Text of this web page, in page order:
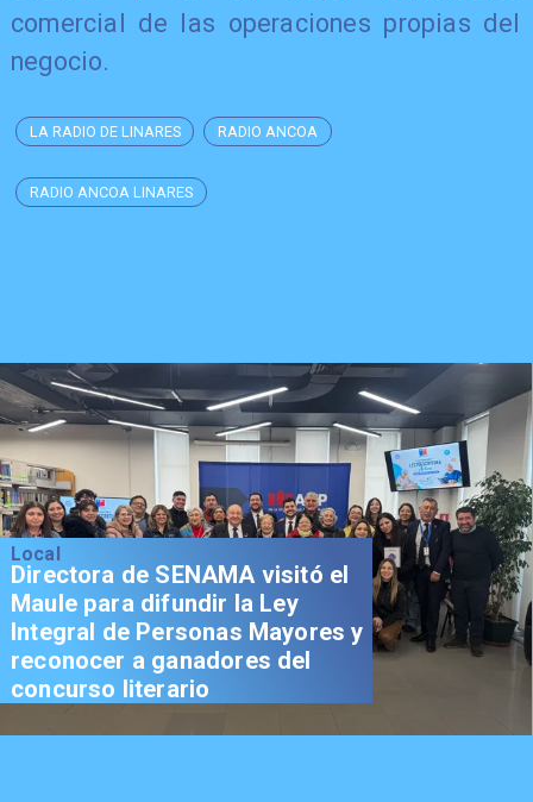
comercial de las operaciones propias del
negocio.
LA RADIO DE LINARES RADIO ANCOA
RADIO ANCOA LINARES
Local
Directora de SENAMA visitó el
Maule para difundir la Ley
Integral de Personas Mayores y
reconocer a ganadores del
concurso literario